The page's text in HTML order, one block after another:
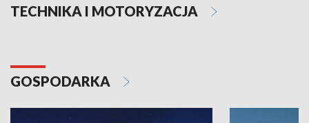
TECHNIKA I MOTORYZACJA
GOSPODARKA